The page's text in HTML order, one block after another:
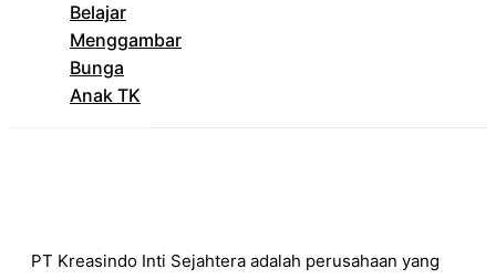
Belajar
Menggambar
Bunga
Anak TK
PT Kreasindo Inti Sejahtera adalah perusahaan yang